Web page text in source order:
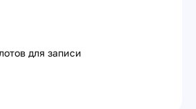
для записи